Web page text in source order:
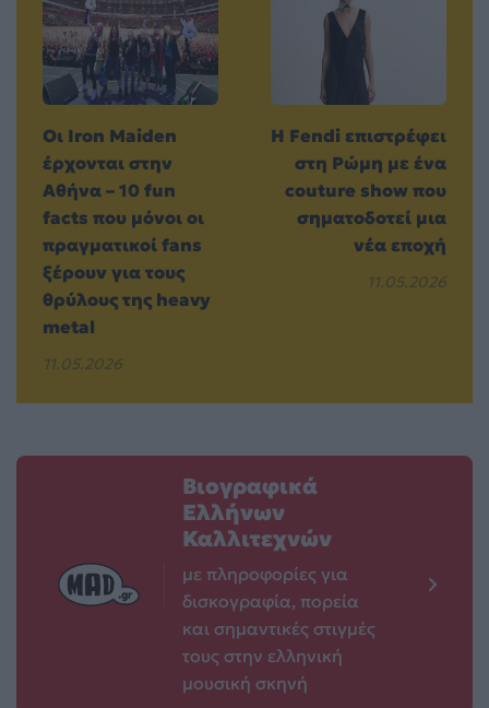
Οι Iron Maiden
έρχονται στην
Αθήνα – 10 fun
facts που μόνοι οι
πραγματικοί fans
ξέρουν για τους
θρύλους της heavy
metal
11.05.2026
Η Fendi επιστρέφει
στη Ρώμη με ένα
couture show που
σηματοδοτεί μια
νέα εποχή
11.05.2026
Βιογραφικά
Ελλήνων
Καλλιτεχνών
με πληροφορίες για
δισκογραφία, πορεία
και σημαντικές στιγμές
τους στην ελληνική
μουσική σκηνή